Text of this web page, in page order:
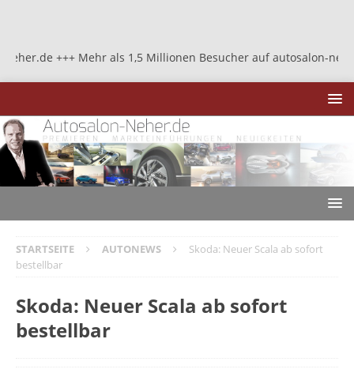
+++ Mehr als 1,5 Millionen Besucher auf autosalon-
STARTSEITE AUTONEWS
Skoda: Neuer Scala ab sofort
bestellbar
Skoda: Neuer Scala ab sofort
bestellbar